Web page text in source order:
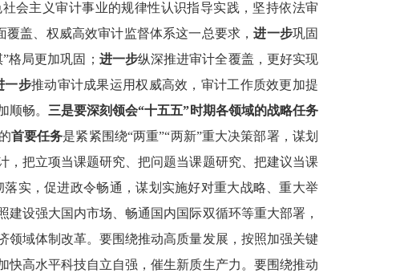
会主义审计事业的规律性认识指导实践，坚持依法审
覆盖、权威高效审计监督体系这一总要求，进一步巩固
格局更加巩固； 进一步纵深推进审计全覆盖，更好实现
一步推动审计成果运用权威高效，审计工作质效更加提
顺畅。 三是要深刻领会“十五五”时期各领域的战略任务
首要任务是紧紧围绕“两重”“两新”重大决策部署，谋划
，把立项当课题研究、把问题当课题研究、把建议当课
实，促进政令畅通，谋划实施好对重大战略、重大举
设强大国内市场、畅通国内国际双循环等重大部署，
域体制改革。要围绕推动高质量发展，按照加强关键
高水平科技自立自强，催生新质生产力。要围绕推动